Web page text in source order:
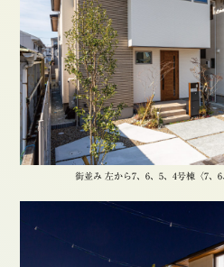
街並み 左から7、6、5、4号棟〈7、